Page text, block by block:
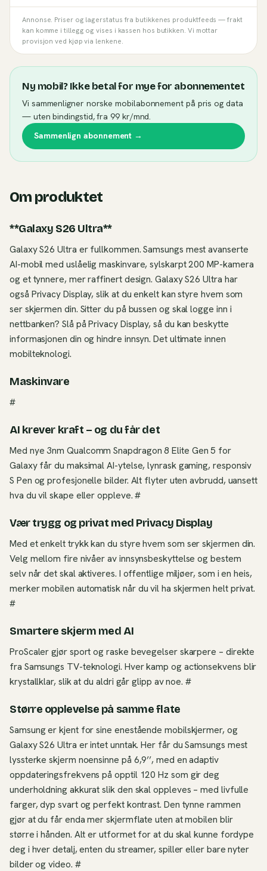
Annonse. Priser og lagerstatus fra butikkenes produktfeeds — frakt
kan komme i tillegg og vises i kassen hos butikken. Vi mottar
provisjon ved kjøp via lenkene.
Ny mobil? Ikke betal for mye for abonnementet
Vi sammenligner norske mobilabonnement på pris og data
— uten bindingstid, fra 99 kr/mnd.
Sammenlign abonnement →
Om produktet
**Galaxy S26 Ultra**
Galaxy S26 Ultra er fullkommen. Samsungs mest avanserte
AI-mobil med uslåelig maskinvare, sylskarpt 200 MP-kamera
og et tynnere, mer raffinert design. Galaxy S26 Ultra har
også Privacy Display, slik at du enkelt kan styre hvem som
ser skjermen din. Sitter du på bussen og skal logge inn i
nettbanken? Slå på Privacy Display, så du kan beskytte
informasjonen din og hindre innsyn. Det ultimate innen
mobilteknologi.
Maskinvare
#
AI krever kraft – og du får det
Med nye 3nm Qualcomm Snapdragon 8 Elite Gen 5 for
Galaxy får du maksimal AI-ytelse, lynrask gaming, responsiv
S Pen og profesjonelle bilder. Alt flyter uten avbrudd, uansett
hva du vil skape eller oppleve. #
Vær trygg og privat med Privacy Display
Med et enkelt trykk kan du styre hvem som ser skjermen din.
Velg mellom fire nivåer av innsynsbeskyttelse og bestem
selv når det skal aktiveres. I offentlige miljøer, som i en heis,
merker mobilen automatisk når du vil ha skjermen helt privat.
#
Smartere skjerm med AI
ProScaler gjør sport og raske bevegelser skarpere – direkte
fra Samsungs TV-teknologi. Hver kamp og actionsekvens blir
krystallklar, slik at du aldri går glipp av noe. #
Større opplevelse på samme flate
Samsung er kjent for sine enestående mobilskjermer, og
Galaxy S26 Ultra er intet unntak. Her får du Samsungs mest
lyssterke skjerm noensinne på 6,9’’, med en adaptiv
oppdateringsfrekvens på opptil 120 Hz som gir deg
underholdning akkurat slik den skal oppleves – med livfulle
farger, dyp svart og perfekt kontrast. Den tynne rammen
gjør at du får enda mer skjermflate uten at mobilen blir
større i hånden. Alt er utformet for at du skal kunne fordype
deg i hver detalj, enten du streamer, spiller eller bare nyter
bilder og video. #